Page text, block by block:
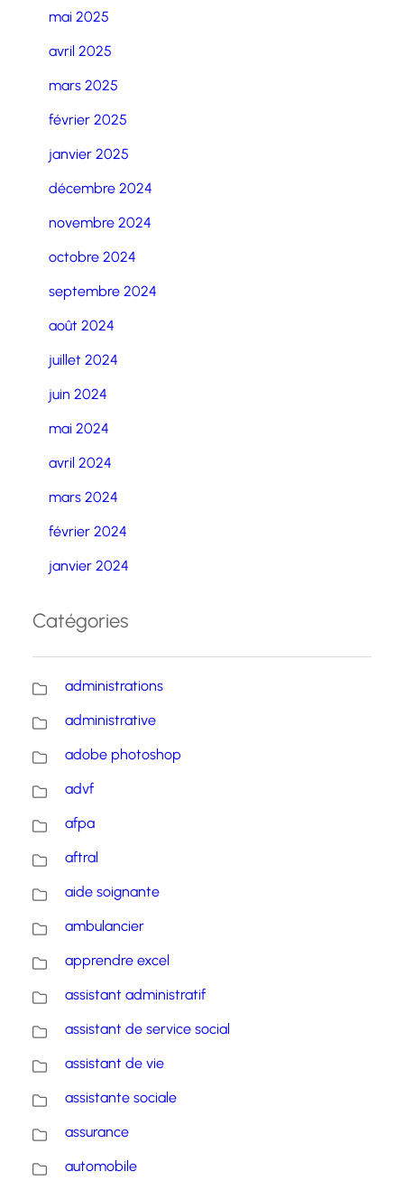
mai 2025
avril 2025
mars 2025
février 2025
janvier 2025
décembre 2024
novembre 2024
octobre 2024
septembre 2024
août 2024
juillet 2024
juin 2024
mai 2024
avril 2024
mars 2024
février 2024
janvier 2024
Catégories
administrations
administrative
adobe photoshop
advf
afpa
aftral
aide soignante
ambulancier
apprendre excel
assistant administratif
assistant de service social
assistant de vie
assistante sociale
assurance
automobile